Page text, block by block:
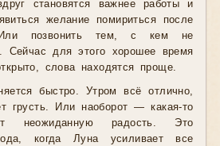
становятся важнее работы и
желание помириться после
позвонить тем, с кем не
Сейчас для этого хорошее время
слова находятся проще.
быстро. Утром всё отлично,
грусть. Или наоборот — какая-то
неожиданную радость. Это
когда Луна усиливает все